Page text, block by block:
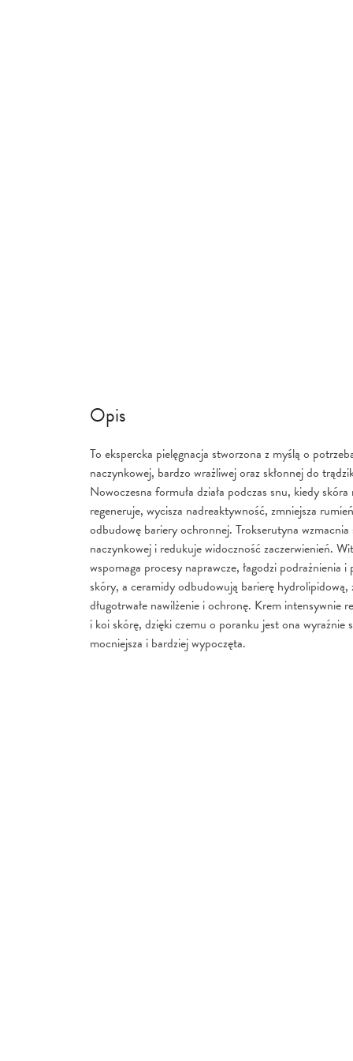
Opis
To ekspercka pielęgnacja stworzona z myślą o
naczynkowej, bardzo wrażliwej oraz skłonnej do
Nowoczesna formuła działa podczas snu, kiedy
regeneruje, wycisza nadreaktywność, zmniejsza
odbudowę bariery ochronnej. Trokserutyna
naczynkowej i redukuje widoczność zaczerwienień.
wspomaga procesy naprawcze, łagodzi podrażnienia
skóry, a ceramidy odbudowują barierę hydrolipidową,
długotrwałe nawilżenie i ochronę. Krem intensywnie
i koi skórę, dzięki czemu o poranku jest ona wyraźnie
mocniejsza i bardziej wypoczęta.